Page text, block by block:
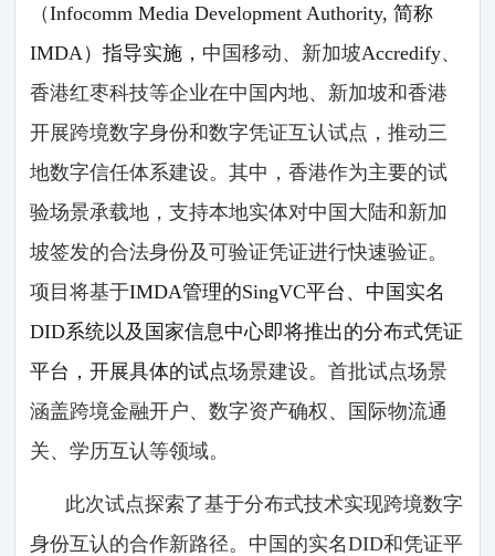
（Infocomm Media Development Authority, 简称
IMDA）指导实施， 中国移动、新加坡Accredify、
香港红枣科技等企业在中国内地、新加坡和香港
开展跨境数字身份和数字凭证互认试点，推动三
地数字信任体系建设。其中，香港作为主要的试
验场景承载地，支持本地实体对中国大陆和新加
坡签发的合法身份及可验证凭证进行快速验证。
项目将基于IMDA管理的SingVC平台、中国实名
DID系统以及国家信息中心即将推出的分布式凭证
平台，开展具体的试点场景建设。首批试点场景
涵盖跨境金融开户、数字资产确权、国际物流通
关、学历互认等领域。
此次试点探索了基于分布式技术实现跨境数字
身份互认的合作新路径。中国的实名DID和凭证平